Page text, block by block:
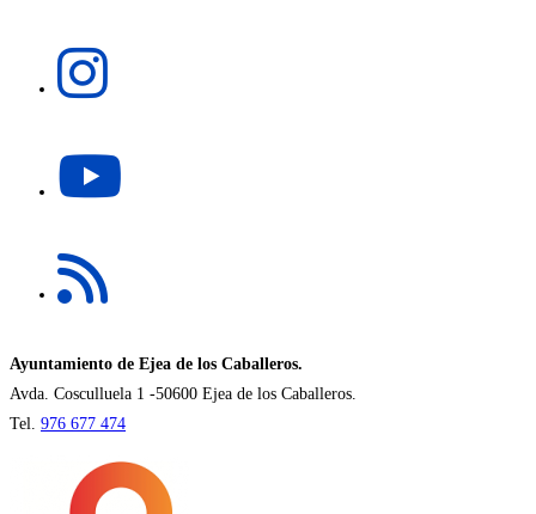
abre
nueva
pestaña
en
nueva
pestaña
Ayuntamiento de Ejea de los Caballeros.
Avda. Cosculluela 1 -50600 Ejea de los Caballeros.
Tel. 976 677 474